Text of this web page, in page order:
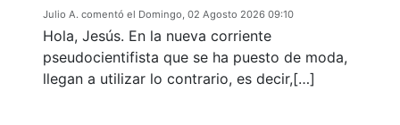
Julio A. comentó el Domingo, 02 Agosto 2026 09:10
Hola, Jesús. En la nueva corriente
pseudocientifista que se ha puesto de moda,
llegan a utilizar lo contrario, es decir,[…]